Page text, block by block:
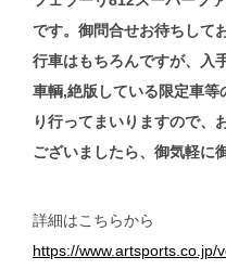
です。御問合せお待ちして
行車はもちろんですが、入
車輌,絶版している限定車
り行ってまいりますので、
ございましたら、御気軽に
詳細はこちらから
https://www.artsports.co.jp/